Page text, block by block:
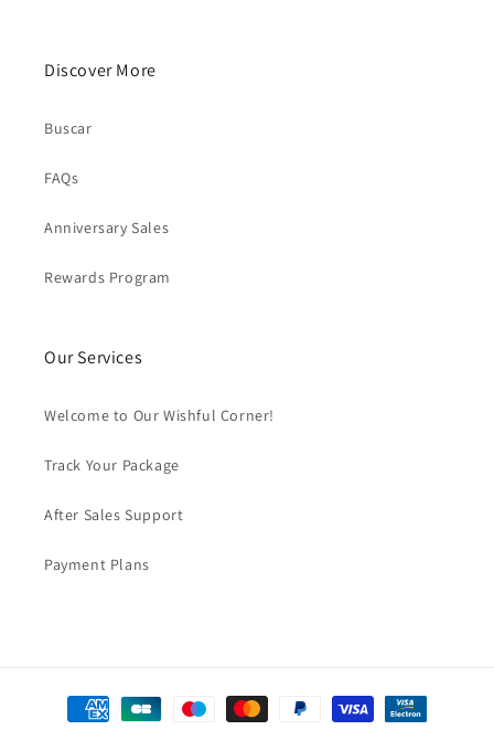
Discover More
Buscar
FAQs
Anniversary Sales
Rewards Program
Our Services
Welcome to Our Wishful Corner!
Track Your Package
After Sales Support
Payment Plans
Formas